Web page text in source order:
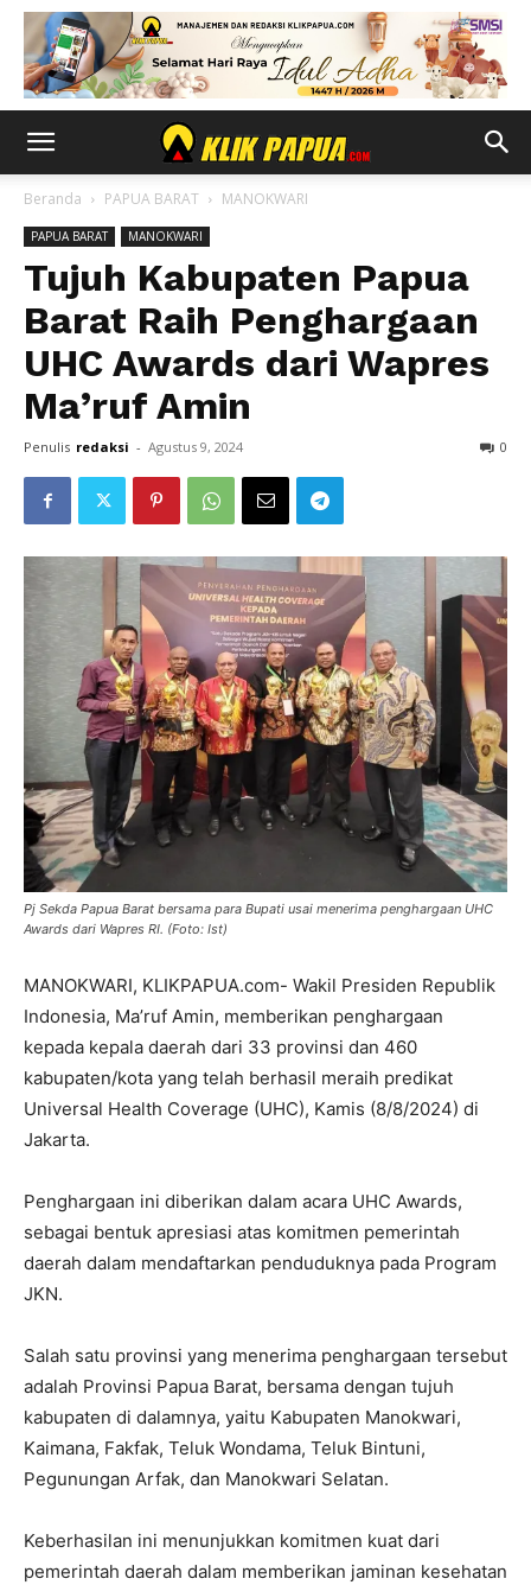
Beranda PAPUA BARAT MANOKWARI
PAPUA BARAT MANOKWARI
Tujuh Kabupaten Papua
Barat Raih Penghargaan
UHC Awards dari Wapres
Ma’ruf Amin
Penulis redaksi - Agustus 9, 2024 0
Pj Sekda Papua Barat bersama para Bupati usai menerima penghargaan UHC
Awards dari Wapres RI. (Foto: Ist)
MANOKWARI, KLIKPAPUA.com- Wakil Presiden Republik
Indonesia, Ma’ruf Amin, memberikan penghargaan
kepada kepala daerah dari 33 provinsi dan 460
kabupaten/kota yang telah berhasil meraih predikat
Universal Health Coverage (UHC), Kamis (8/8/2024) di
Jakarta.
Penghargaan ini diberikan dalam acara UHC Awards,
sebagai bentuk apresiasi atas komitmen pemerintah
daerah dalam mendaftarkan penduduknya pada Program
JKN.
Salah satu provinsi yang menerima penghargaan tersebut
adalah Provinsi Papua Barat, bersama dengan tujuh
kabupaten di dalamnya, yaitu Kabupaten Manokwari,
Kaimana, Fakfak, Teluk Wondama, Teluk Bintuni,
Pegunungan Arfak, dan Manokwari Selatan.
Keberhasilan ini menunjukkan komitmen kuat dari
pemerintah daerah dalam memberikan jaminan kesehatan